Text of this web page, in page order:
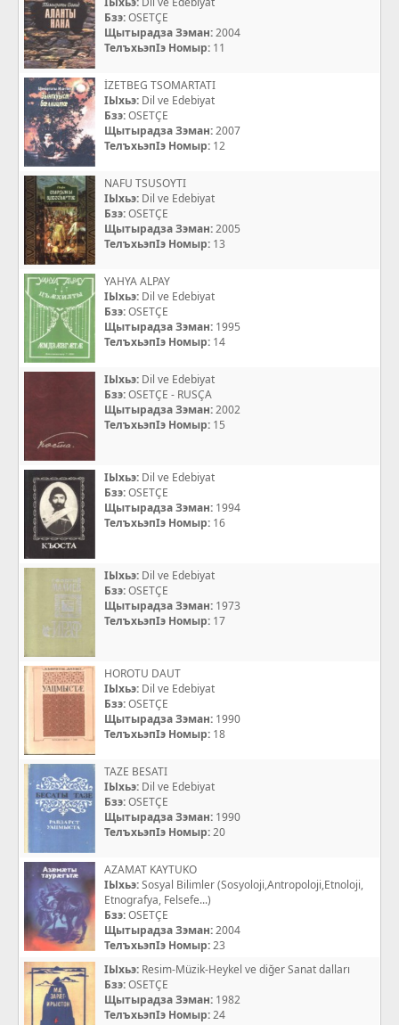
Бзэ:OSETÇE
Щытырадза Зэман:2004
ТелъхьэпIэ Номыр: 11
İZETBEG TSOMARTATI
IЫхьэ: Dil ve Edebiyat
Бзэ:OSETÇE
Щытырадза Зэман:2007
ТелъхьэпIэ Номыр: 12
NAFU TSUSOYTI
IЫхьэ: Dil ve Edebiyat
Бзэ:OSETÇE
Щытырадза Зэман:2005
ТелъхьэпIэ Номыр: 13
YAHYA ALPAY
IЫхьэ: Dil ve Edebiyat
Бзэ:OSETÇE
Щытырадза Зэман: 1995
ТелъхьэпIэ Номыр: 14
IЫхьэ: Dil ve Edebiyat
Бзэ:OSETÇE - RUSÇA
Щытырадза Зэман:2002
ТелъхьэпIэ Номыр: 15
IЫхьэ: Dil ve Edebiyat
Бзэ:OSETÇE
Щытырадза Зэман: 1994
ТелъхьэпIэ Номыр: 16
IЫхьэ: Dil ve Edebiyat
Бзэ:OSETÇE
Щытырадза Зэман: 1973
ТелъхьэпIэ Номыр: 17
HOROTU DAUT
IЫхьэ: Dil ve Edebiyat
Бзэ:OSETÇE
Щытырадза Зэман: 1990
ТелъхьэпIэ Номыр: 18
TAZE BESATI
IЫхьэ: Dil ve Edebiyat
Бзэ:OSETÇE
Щытырадза Зэман: 1990
ТелъхьэпIэ Номыр:20
AZAMAT KAYTUKO
IЫхьэ:Sosyal Bilimler (Sosyoloji,Antropoloji,Etnoloji,
Etnografya, Felsefe...)
Бзэ:OSETÇE
Щытырадза Зэман:2004
ТелъхьэпIэ Номыр:23
IЫхьэ: Resim-Müzik-Heykel ve diğer Sanat dalları
Бзэ:OSETÇE
Щытырадза Зэман: 1982
ТелъхьэпIэ Номыр:24